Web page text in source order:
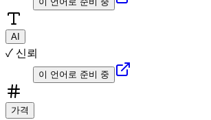
AI
✓ 신뢰
이 언어로 준비 중
가격